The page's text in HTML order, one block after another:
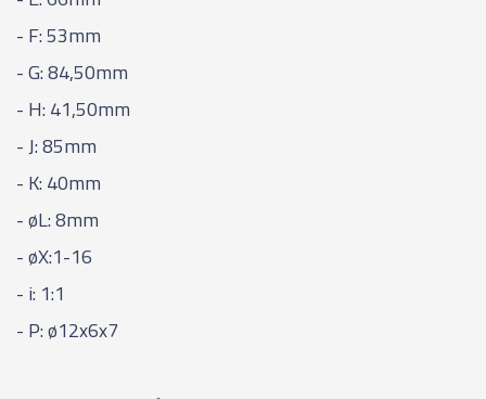
- F: 53mm
- G: 84,50mm
- H: 41,50mm
- J: 85mm
- K: 40mm
- øL: 8mm
- øX:1-16
- i: 1:1
- P: ø12x6x7